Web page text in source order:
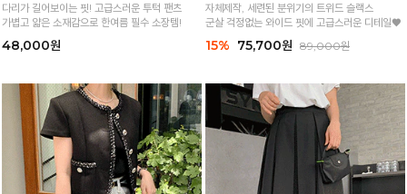
다리가 길어보이는 핏! 고급스러운 투턱 팬츠
가볍고 얇은 소재감으로 한여름 필수 소장템!
48,000원
자체제작, 세련된 분위기의 트위드 슬랙스
군살 걱정없는 와이드 핏에 고급스러운 디테일♥
15% 75,700원 89,000원